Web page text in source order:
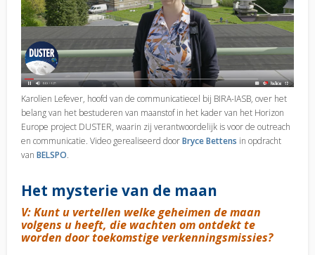
Karolien Lefever, hoofd van de communicatiecel bij BIRA-IASB, over het
belang van het bestuderen van maanstof in het kader van het Horizon
Europe project DUSTER, waarin zij verantwoordelijk is voor de outreach
en communicatie. Video gerealiseerd doorBryce Bettens in opdracht
van BELSPO.
Het mysterie van de maan
V: Kunt u vertellen welke geheimen de maan
volgens u heeft, die wachten om ontdekt te
worden door toekomstige verkenningsmissies?